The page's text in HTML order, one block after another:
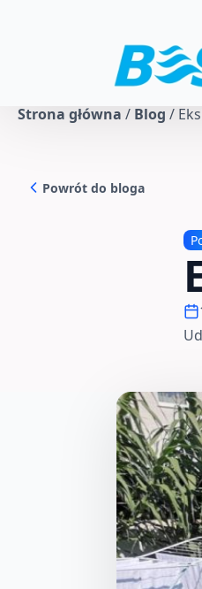
Strona główna / Blog /
Powrót do bloga